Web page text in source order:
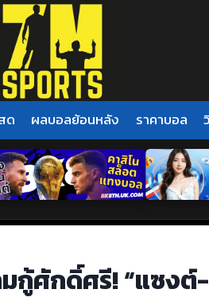
ด ผลบอลย้อนหลัง ราคาบอล
ศักดิ์ศรี! “แซงต์